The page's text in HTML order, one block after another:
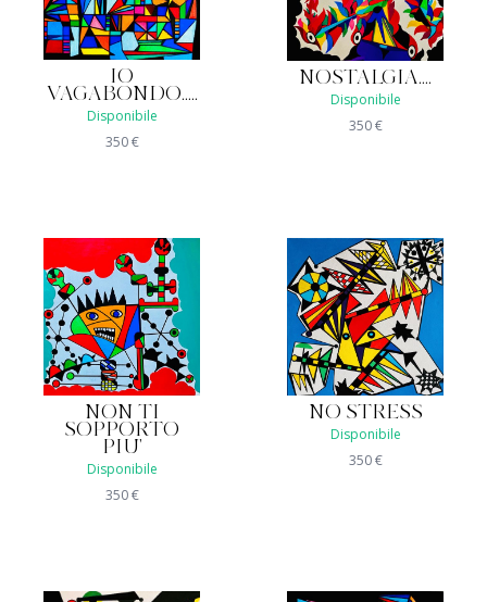
IO
VAGABONDO.....
Disponibile
350€
NOSTALGIA....
Disponibile
350€
NON TI
SOPPORTO
PIU'
Disponibile
350€
NO STRESS
Disponibile
350€